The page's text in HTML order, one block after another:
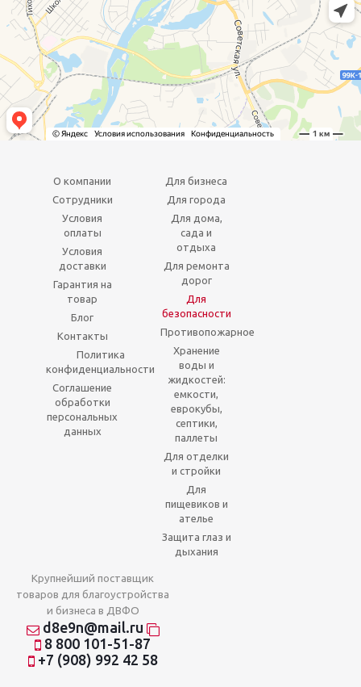
О компании
Сотрудники
Условия
оплаты
Условия
доставки
Гарантия на
товар
Блог
Контакты
Политика
конфиденциальности
Соглашение
обработки
персональных
данных
Для бизнеса
Для города
Для дома,
сада и
отдыха
Для ремонта
дорог
Для
безопасности
Противопожарное
Хранение
воды и
жидкостей:
емкости,
еврокубы,
септики,
паллеты
Для отделки
и стройки
Для
пищевиков и
ателье
Защита глаз и
дыхания
Крупнейший поставщик
товаров для благоустройства
и бизнеса в ДВФО
d8e9n@mail.ru
8 800 101-51-87
+7 (908) 992 42 58